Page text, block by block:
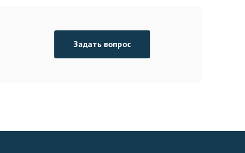
Задать вопрос